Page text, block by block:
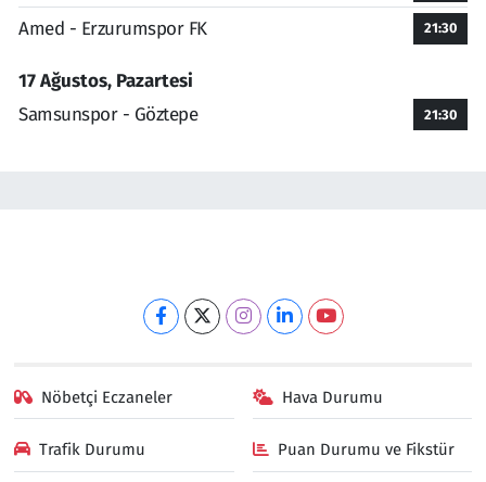
Amed - Erzurumspor FK 21:30
17 Ağustos, Pazartesi
Samsunspor - Göztepe
21:30
Nöbetçi Eczaneler Hava Durumu
Trafik Durumu Puan Durumu ve Fikstür